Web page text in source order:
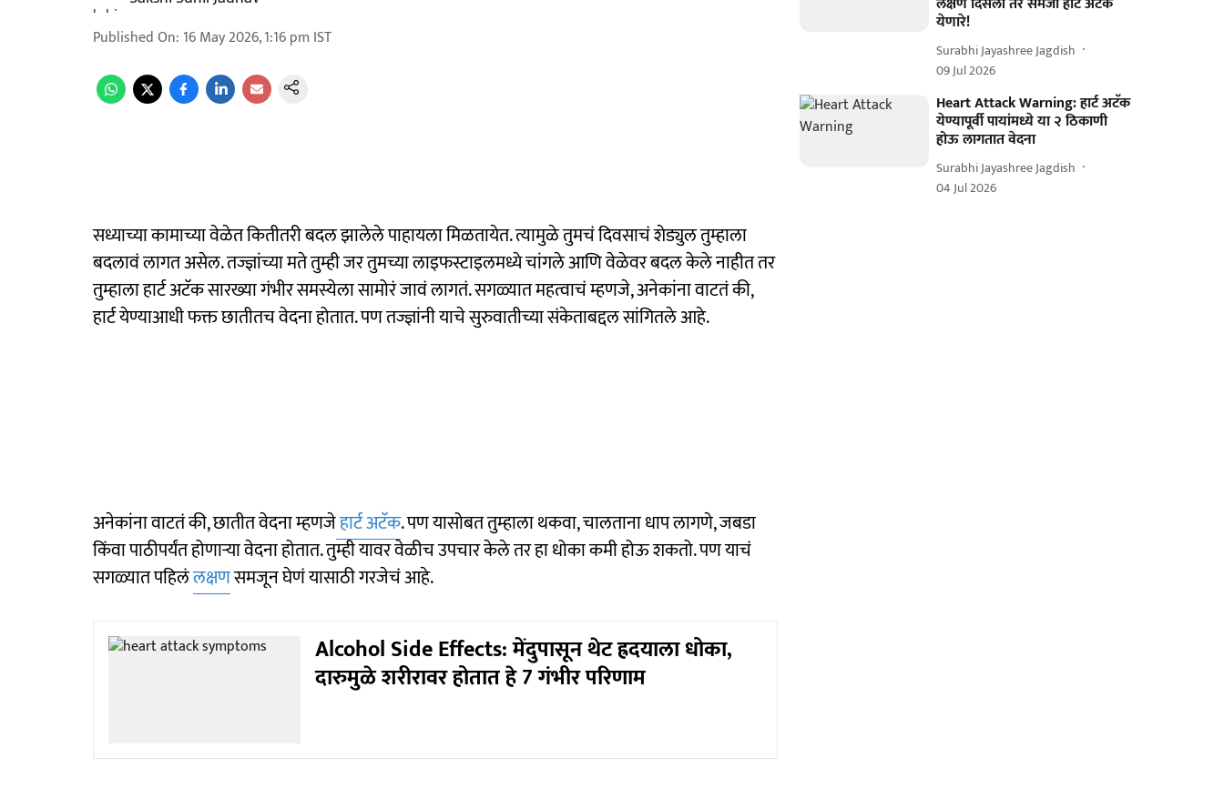
Published On: 16 May 2026, 1:16 pm IST
सध्याच्या कामाच्या वेळेत कितीतरी बदल झालेले पाहायला मिळतायेत. त्यामुळे तुमचं दिवसाचं शेड्युल तुम्हाला
बदलावं लागत असेल. तज्ज्ञांच्या मते तुम्ही जर तुमच्या लाइफस्टाइलमध्ये चांगले आणि वेळेवर बदल केले नाहीत तर
तुम्हाला हार्ट अटॅक सारख्या गंभीर समस्येला सामोरं जावं लागतं. सगळ्यात महत्वाचं म्हणजे, अनेकांना वाटतं की,
हार्ट येण्याआधी फक्त छातीतच वेदना होतात. पण तज्ज्ञांनी याचे सुरुवातीच्या संकेताबद्दल सांगितले आहे.
अनेकांना वाटतं की, छातीत वेदना म्हणजेहार्ट अटॅक. पण यासोबत तुम्हाला थकवा, चालताना धाप लागणे, जबडा
किंवा पाठीपर्यंत होणाऱ्या वेदना होतात. तुम्ही यावर वेळीच उपचार केले तर हा धोका कमी होऊ शकतो. पण याचं
सगळ्यात पहिलंलक्षणसमजून घेणं यासाठी गरजेचं आहे.
Alcohol Side Effects: मेंदुपासून थेट ह्रदयाला धोका,
दारुमुळे शरीरावर होतात हे 7 गंभीर परिणाम
येणारे!
Surabhi Jayashree Jagdish
09 Jul 2026
Heart Attack Warning: हार्ट अटॅक
येण्यापूर्वी पायांमध्ये या २ ठिकाणी
होऊ लागतात वेदना
Surabhi Jayashree Jagdish
04 Jul 2026